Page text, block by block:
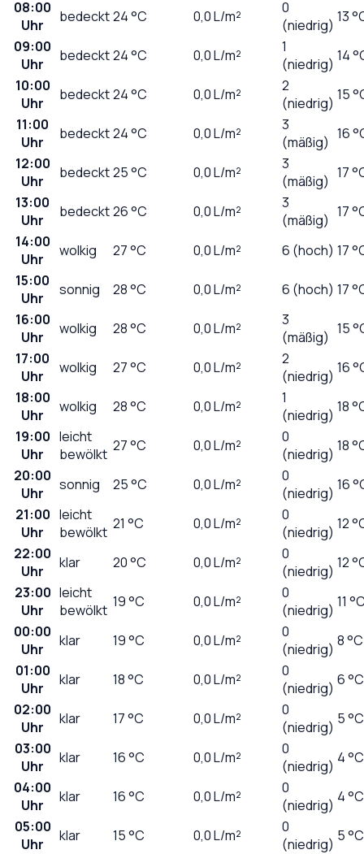
08:00
Uhr
bedeckt24°C 0,0L/m²
0
(niedrig) 13
09:00
Uhr
bedeckt24°C 0,0L/m²
1
(niedrig) 14
10:00
Uhr
bedeckt24°C 0,0L/m²
2
(niedrig) 15
11:00
Uhr
bedeckt24°C 0,0L/m²
3
(mäßig) 16
12:00
Uhr
bedeckt25°C 0,0L/m²
3
(mäßig) 17
13:00
Uhr
bedeckt26°C 0,0L/m²
3
(mäßig) 17
14:00
Uhr
wolkig 27°C 0,0L/m² 6 (hoch) 17
15:00
Uhr
sonnig 28°C 0,0L/m² 6 (hoch) 17
16:00
Uhr
wolkig 28°C 0,0L/m²
3
(mäßig) 15
17:00
Uhr
wolkig 27°C 0,0L/m²
2
(niedrig) 16
18:00
Uhr
wolkig 28°C 0,0L/m²
1
(niedrig) 18
19:00
Uhr
leicht
bewölkt 27°C 0,0L/m²
0
(niedrig) 18
20:00
Uhr
sonnig 25°C 0,0L/m²
0
(niedrig) 16
21:00
Uhr
leicht
bewölkt 21 °C 0,0L/m²
0
(niedrig) 12
22:00
Uhr
klar 20°C 0,0L/m²
0
(niedrig) 12
23:00
Uhr
leicht
bewölkt 19°C 0,0L/m²
0
(niedrig) 11
00:00
Uhr
klar 19°C 0,0L/m²
0
(niedrig) 8 °C
01:00
Uhr
klar 18°C 0,0L/m²
0
(niedrig) 6 °C
02:00
Uhr
klar 17°C 0,0L/m²
0
(niedrig) 5 °C
03:00
Uhr
klar 16°C 0,0L/m²
0
(niedrig) 4 °C
04:00
Uhr
klar 16°C 0,0L/m²
0
(niedrig) 4 °C
05:00
Uhr
klar 15°C 0,0L/m²
0
(niedrig) 5 °C